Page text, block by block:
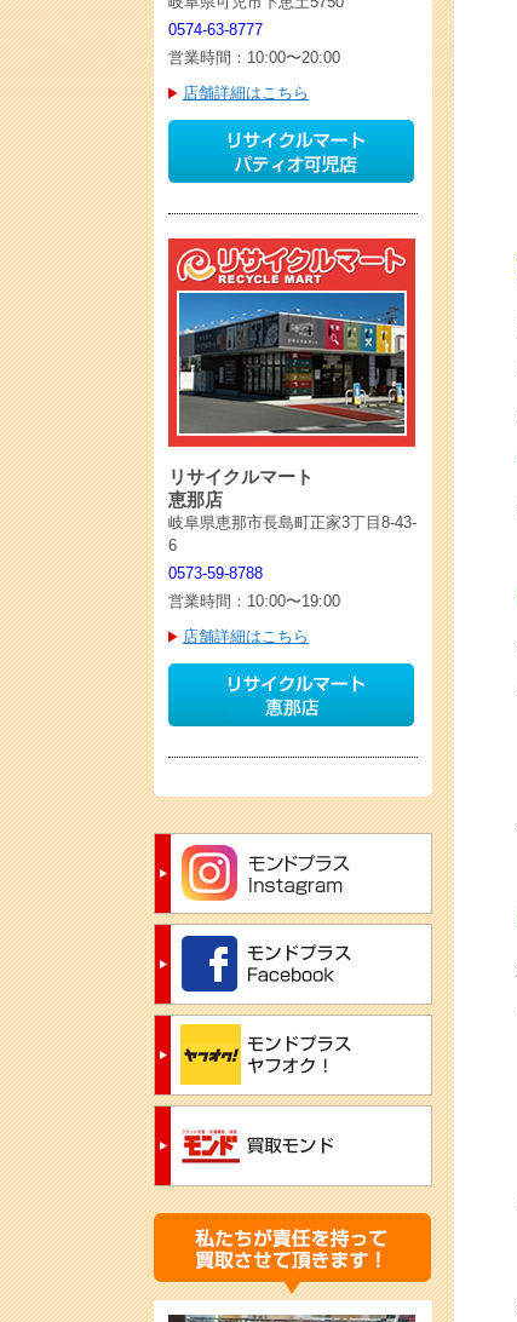
0574-63-8777
営業時間：10:00〜20:00
店舗詳細はこちら
リサイクルマート
恵那店
岐阜県恵那市長島町正家3丁目8-43-
6
0573-59-8788
営業時間：10:00〜19:00
店舗詳細はこちら